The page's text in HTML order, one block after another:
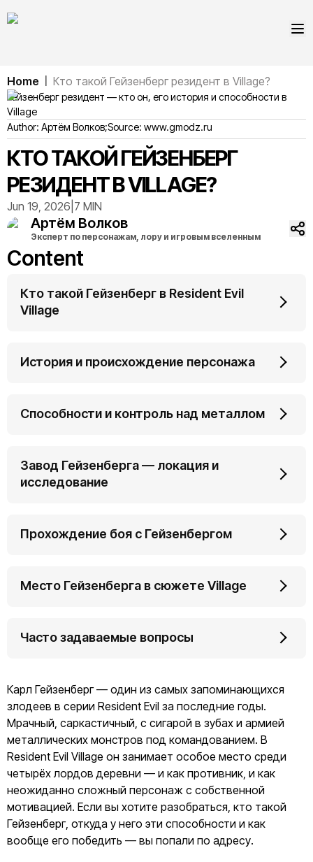
Home Кто такой Гейзенберг резидент в Village?
Гейзенберг резидент — кто он, его история и способности в
Village
Author: Артём Волков;Source: www.gmodz.ru
КТО ТАКОЙ ГЕЙЗЕНБЕРГ
РЕЗИДЕНТ В VILLAGE?
Jun 19, 2026 7 MIN
Артём Волков
Эксперт по персонажам, лору и игровым вселенным
Content
Кто такой Гейзенберг в Resident Evil
Village
История и происхождение персонажа
Способности и контроль над металлом
Завод Гейзенберга — локация и
исследование
Прохождение боя с Гейзенбергом
Место Гейзенберга в сюжете Village
Часто задаваемые вопросы
Карл Гейзенберг — один из самых запоминающихся
злодеев в серии Resident Evil за последние годы.
Мрачный, саркастичный, с сигарой в зубах и армией
металлических монстров под командованием. В
Resident Evil Village он занимает особое место среди
четырёх лордов деревни — и как противник, и как
неожиданно сложный персонаж с собственной
мотивацией. Если вы хотите разобраться, кто такой
Гейзенберг, откуда у него эти способности и как
вообще его победить — вы попали по адресу.